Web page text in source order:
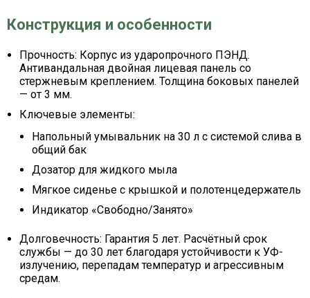
Конструкция и особенности
Прочность: Корпус из ударопрочного ПЭНД.
Антивандальная двойная лицевая панель со
стержневым креплением. Толщина боковых панелей
— от 3 мм.
Ключевые элементы:
Напольный умывальник на 30 л с системой слива в
общий бак
Дозатор для жидкого мыла
Мягкое сиденье с крышкой и полотенцедержатель
Индикатор «Свободно/Занято»
Долговечность: Гарантия 5 лет. Расчётный срок
службы — до 30 лет благодаря устойчивости к УФ-
излучению, перепадам температур и агрессивным
средам.